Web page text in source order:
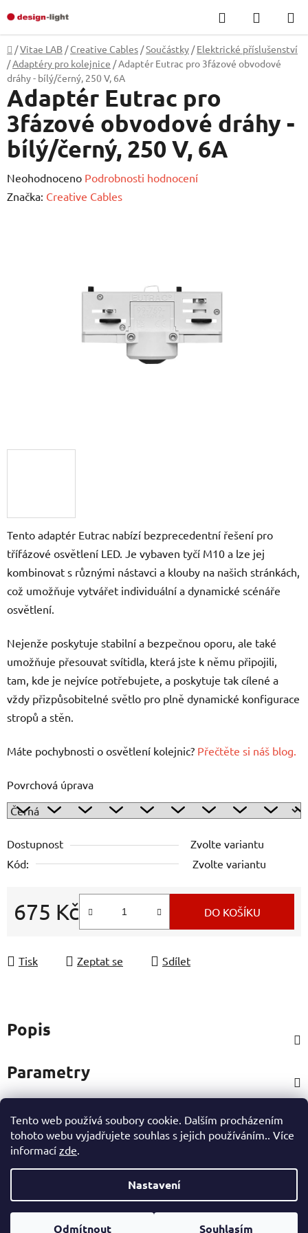
Tento web používá soubory cookie. Dalším procházením
tohoto webu vyjadřujete souhlas s jejich používáním.. Více
informací zde.
Nastavení
Odmítnout Souhlasím
na
obsah
Hledat
KOŠÍK
Domů
/Vitae LAB / Creative Cables /Součástky / Elektrické příslušenství
/Adaptéry pro kolejnice /Adaptér Eutrac pro 3fázové obvodové
dráhy - bílý/černý, 250 V, 6A
Tento adaptér Eutrac nabízí bezprecedentní řešení pro
třífázové osvětlení LED. Je vybaven tyčí M10 a lze jej
kombinovat s různými nástavci a klouby na našich stránkách,
což umožňuje vytvářet individuální a dynamické scénáře
osvětlení.
Nejenže poskytuje stabilní a bezpečnou oporu, ale také
umožňuje přesouvat svítidla, která jste k němu připojili,
tam, kde je nejvíce potřebujete, a poskytuje tak cílené a
vždy přizpůsobitelné světlo pro plně dynamické konfigurace
stropů a stěn.
Máte pochybnosti o osvětlení kolejnic? Přečtěte si náš blog.
Povrchová úprava
Dostupnost
Zvolte variantu
Kód:
Zvolte variantu
675 Kč DO KOŠÍKU
Tisk Zeptat se Sdílet
Adaptér Eutrac pro
3fázové obvodové dráhy -
bílý/černý, 250 V, 6A
Průměrné
hodnocení
Neohodnoceno Podrobnosti hodnocení
Značka: Creative Cables
Popis
Parametry
Hodnocení
Ostatní informace
Vytvořil Shoptet